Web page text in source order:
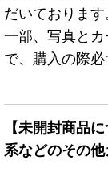
だいております
一部、写真と
で、購入の際必
【未開封商品
系などのその他